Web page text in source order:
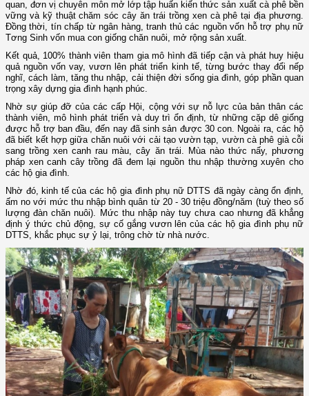
quan, đơn vị chuyên môn mở lớp tập huấn kiến thức sản xuất cà phê bền
vững và kỹ thuật chăm sóc cây ăn trái trồng xen cà phê tại địa phương.
Đồng thời, tín chấp từ ngân hàng, tranh thủ các nguồn vốn hỗ trợ phụ nữ
Tơng Sinh vốn mua con giống chăn nuôi, mở rộng sản xuất.
Kết quả, 100% thành viên tham gia mô hình đã tiếp cận và phát huy hiệu
quả nguồn vốn vay, vươn lên phát triển kinh tế, từng bước thay đổi nếp
nghĩ, cách làm, tăng thu nhập, cải thiện đời sống gia đình, góp phần quan
trọng xây dựng gia đình hạnh phúc.
Nhờ sự giúp đỡ của các cấp Hội, cộng với sự nỗ lực của bản thân các
thành viên, mô hình phát triển và duy trì ổn định, từ những cặp dê giống
được hỗ trợ ban đầu, đến nay đã sinh sản được 30 con. Ngoài ra, các hộ
đã biết kết hợp giữa chăn nuôi với cải tạo vườn tạp, vườn cà phê già cỗi
sang trồng xen canh rau màu, cây ăn trái. Mùa nào thức nấy, phương
pháp xen canh cây trồng đã đem lại nguồn thu nhập thường xuyên cho
các hộ gia đình.
Nhờ đó, kinh tế của các hộ gia đình phụ nữ DTTS đã ngày càng ổn định,
ấm no với mức thu nhập bình quân từ 20 - 30 triệu đồng/năm (tuỳ theo số
lượng đàn chăn nuôi). Mức thu nhập này tuy chưa cao nhưng đã khẳng
định ý thức chủ động, sự cố gắng vươn lên của các hộ gia đình phụ nữ
DTTS, khắc phục sự ỷ lại, trông chờ từ nhà nước.